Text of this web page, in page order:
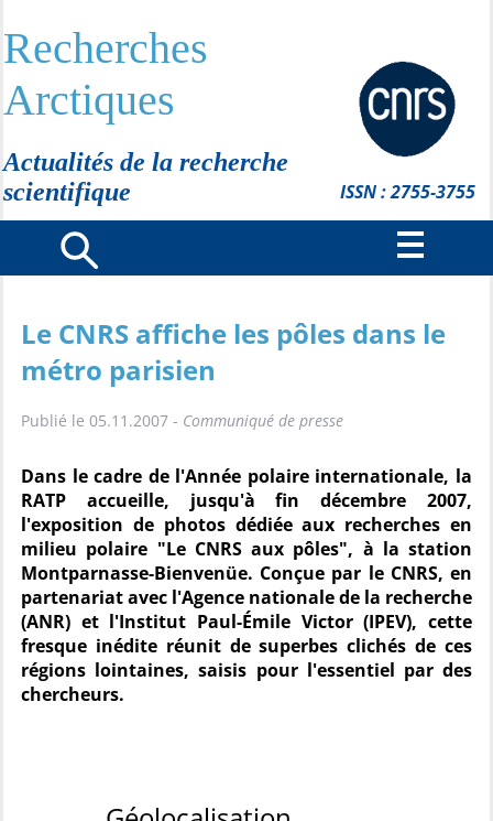
Recherches
Arctiques
Actualités de la recherche
scientifique
ISSN : 2755-3755
Le CNRS affiche les pôles dans le
métro parisien
Publié le 05.11.2007 - Communiqué de presse
Dans le cadre de l'Année polaire internationale, la
RATP accueille, jusqu'à fin décembre 2007,
l'exposition de photos dédiée aux recherches en
milieu polaire "Le CNRS aux pôles", à la station
Montparnasse-Bienvenüe. Conçue par le CNRS, en
partenariat avec l'Agence nationale de la recherche
(ANR) et l'Institut Paul-Émile Victor (IPEV), cette
fresque inédite réunit de superbes clichés de ces
régions lointaines, saisis pour l'essentiel par des
chercheurs.